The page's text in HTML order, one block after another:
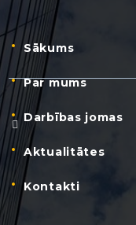
Sākums
Par mums
Darbības jomas
Aktualitātes
Kontakti